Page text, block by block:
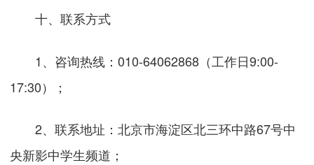
十、联系方式
1、咨询热线：010-64062868（工作日9:00-
17:30）；
2、联系地址：北京市海淀区北三环中路67号中
央新影中学生频道；